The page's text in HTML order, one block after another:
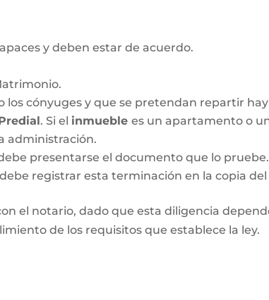
y deben estar de acuerdo.
los cónyuges y que se pretendan repartir hay
. Si el inmueblees un apartamento o
administración.
presentarse el documento que lo pruebe.
registrar esta terminación en la copia
el notario, dado que esta diligencia
de los requisitos que establece la ley.